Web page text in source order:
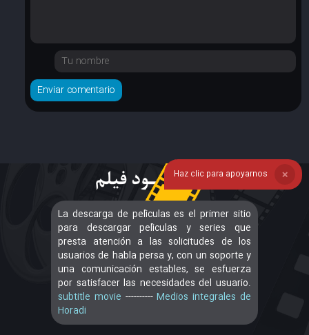
La descarga de películas es el primer sitio
para descargar películas y series que
presta atención a las solicitudes de los
usuarios de habla persa y, con un soporte y
una comunicación estables, se esfuerza
por satisfacer las necesidades del usuario.
subtitle movie ----------Medios integrales de
Horadi
Haz clic para apoyarnos ❌